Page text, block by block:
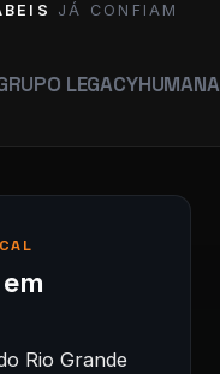
JÁ CONFIAM
HUMANA
Rio Grande